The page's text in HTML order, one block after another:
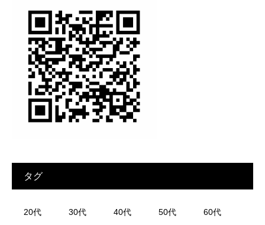
タグ
20代 30代 40代 50代 60代